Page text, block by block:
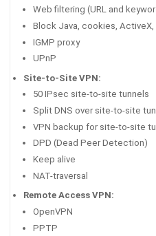
Web filtering (URL and
Block Java, cookies,
IGMP proxy
UPnP
Site-to-Site VPN:
50 IPsec site-to-site tunnels
Split DNS over site-to-site
VPN backup for site-to-site
DPD (Dead Peer Detection)
Keep alive
NAT-traversal
Remote Access VPN:
OpenVPN
PPTP